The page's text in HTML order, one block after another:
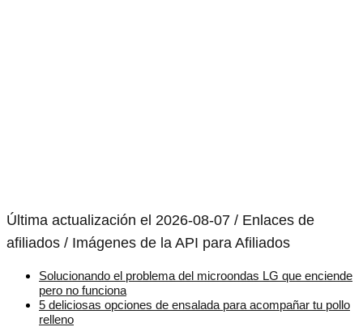
Última actualización el 2026-08-07 / Enlaces de
afiliados / Imágenes de la API para Afiliados
Solucionando el problema del microondas LG que enciende
pero no funciona
5 deliciosas opciones de ensalada para acompañar tu pollo
relleno